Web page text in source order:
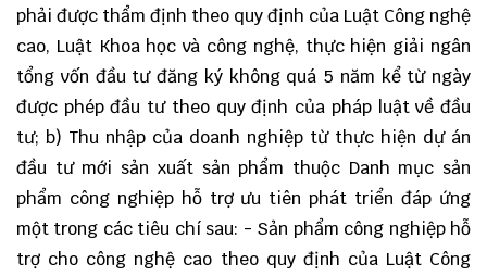
phải được thẩm định theo quy định của Luật Công nghệ
cao, Luật Khoa học và công nghệ, thực hiện giải ngân
tổng vốn đầu tư đăng ký không quá 5 năm kể từ ngày
được phép đầu tư theo quy định của pháp luật về đầu
tư; b) Thu nhập của doanh nghiệp từ thực hiện dự án
đầu tư mới sản xuất sản phẩm thuộc Danh mục sản
phẩm công nghiệp hỗ trợ ưu tiên phát triển đáp ứng
một trong các tiêu chí sau: - Sản phẩm công nghiệp hỗ
trợ cho công nghệ cao theo quy định của Luật Công